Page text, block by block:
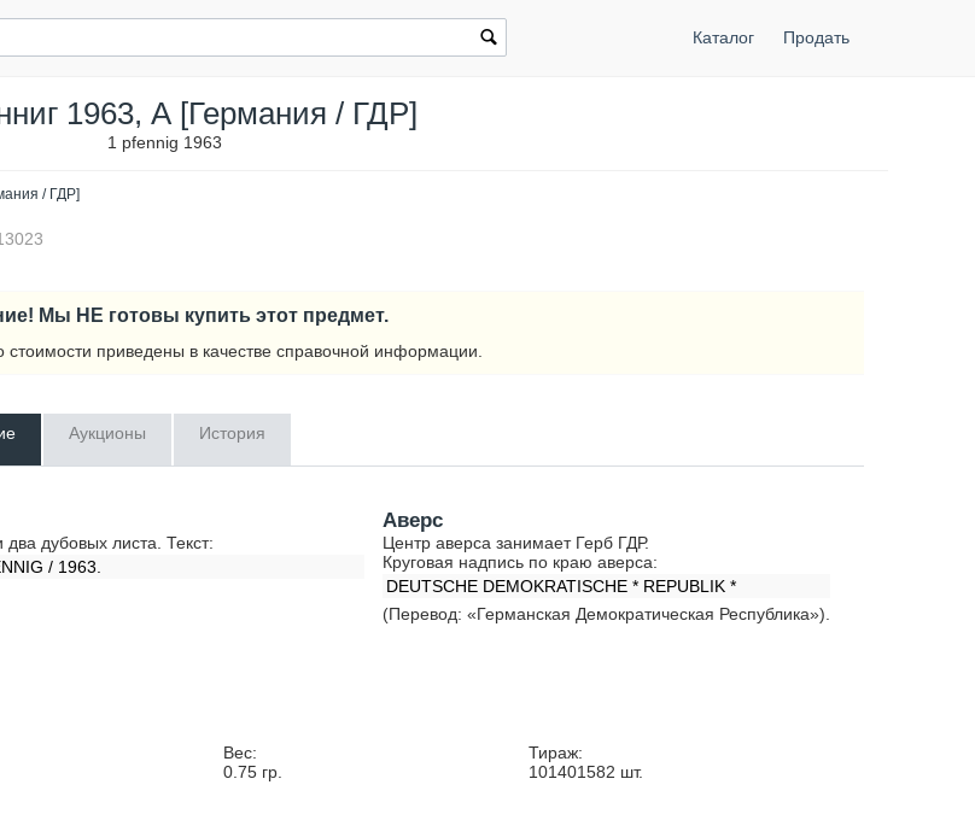
Каталог Продать
1963, А [Германия / ГДР]
1 pfennig 1963
/ ГДР]
Мы НЕ готовы купить этот предмет.
стоимости приведены в качестве справочной информации.
Аукционы История
дубовых листа. Текст:
/ 1963.
Аверс
Центр аверса занимает Герб ГДР.
Круговая надпись по краю аверса:
DEUTSCHE DEMOKRATISCHE * REPUBLIK *
(Перевод: «Германская Демократическая Республика»).
Вес:
0.75гр.
Тираж:
101401582 шт.